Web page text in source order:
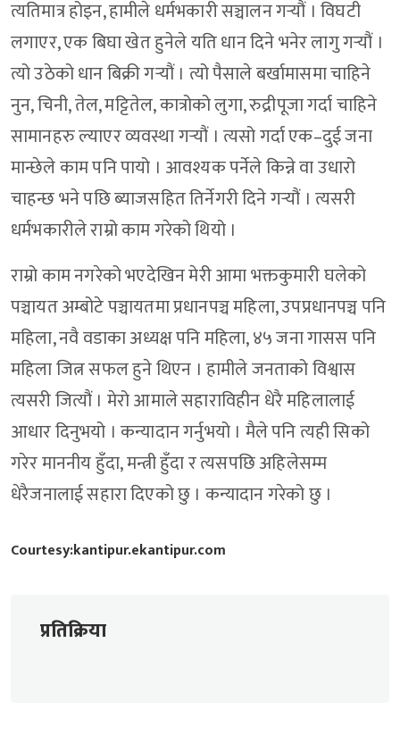
त्यतिमात्र होइन, हामीले धर्मभकारी सञ्चालन गर्‍यौं । विघटी
लगाएर, एक बिघा खेत हुनेले यति धान दिने भनेर लागु गर्‍यौं ।
त्यो उठेको धान बिक्री गर्‍यौं । त्यो पैसाले बर्खामासमा चाहिने
नुन, चिनी, तेल, मट्टितेल, कात्रोको लुगा, रुद्रीपूजा गर्दा चाहिने
सामानहरु ल्याएर व्यवस्था गर्‍यौं । त्यसो गर्दा एक–दुई जना
मान्छेले काम पनि पायो । आवश्यक पर्नेले किन्ने वा उधारो
चाहन्छ भने पछि ब्याजसहित तिर्नेगरी दिने गर्‍यौं । त्यसरी
धर्मभकारीले राम्रो काम गरेको थियो ।
राम्रो काम नगरेको भएदेखिन मेरी आमा भक्तकुमारी घलेको
पञ्चायत अम्बोटे पञ्चायतमा प्रधानपञ्च महिला, उपप्रधानपञ्च पनि
महिला, नवै वडाका अध्यक्ष पनि महिला, ४५ जना गासस पनि
महिला जित्न सफल हुने थिएन । हामीले जनताको विश्वास
त्यसरी जित्यौं । मेरो आमाले सहाराविहीन धेरै महिलालाई
आधार दिनुभयो । कन्यादान गर्नुभयो । मैले पनि त्यही सिको
गरेर माननीय हुँदा, मन्त्री हुँदा र त्यसपछि अहिलेसम्म
धेरैजनालाई सहारा दिएको छु । कन्यादान गरेको छु ।
Courtesy:kantipur.ekantipur.com
प्रतिक्रिया